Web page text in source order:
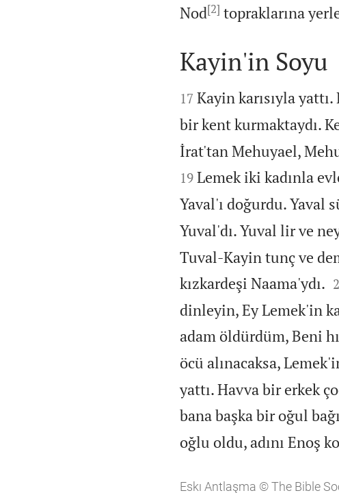
Nod[2] topraklarına

Kayin'in Soyu

17 Kayin karısıyla
bir kent kurmaktaydı.
İrat'tan Mehuyael,
19 Lemek iki kadınla
Yaval'ı doğurdu. Yaval
Yuval'dı. Yuval lir ve
Tuval-Kayin tunç ve
kızkardeşi Naama'ydı.
dinleyin, Ey Lemek'in
adam öldürdüm, Beni
öcü alınacaksa,
yattı. Havva bir erkek
bana başka bir oğul
oğlu oldu, adını Enoş
Eskı Antlaşma © The Bible